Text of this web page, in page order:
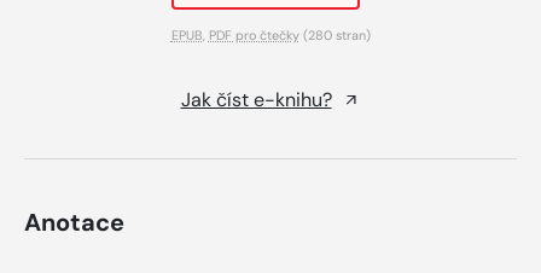
EPUB PDF pro čtečky(280 stran)
Jak číst e-knihu?
Anotace